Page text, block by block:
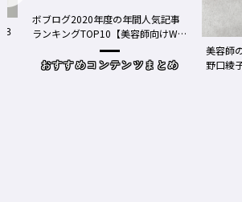
ボブログ2020年度の年間人気記事
ランキングTOP10【美容師向けWe
おすすめコンテンツまとめ
美容師の勝
野口綾子［
ドザブリッ